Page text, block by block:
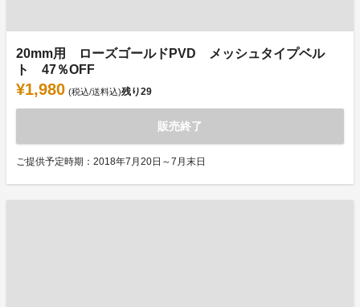
20mm用 ローズゴールドPVD メッシュタイプベル
ト 47％OFF
¥1,980 (税込/送料込)残り29
販売終了
ご提供予定時期：2018年7月20日～7月末日